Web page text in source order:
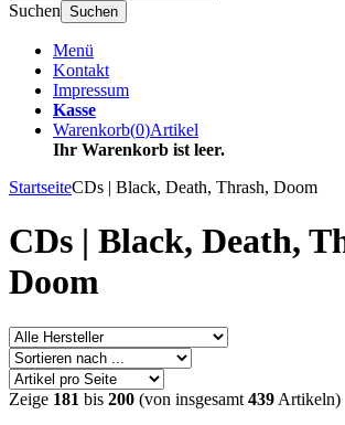
Suchen Suchen
Menü
Kontakt
Impressum
Kasse
Warenkorb(0)Artikel
Ihr Warenkorb ist leer.
StartseiteCDs | Black, Death, Thrash, Doom
CDs | Black, Death,
Doom
Zeige 181 bis 200 (von insgesamt 439 Artikeln)